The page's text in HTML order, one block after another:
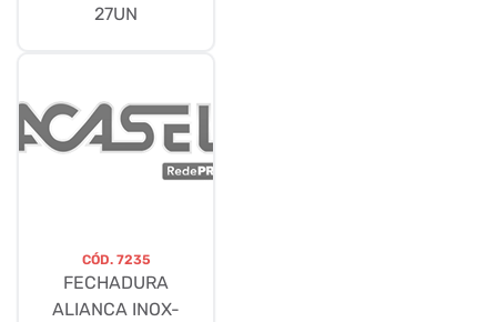
27UN
CÓD. 7235
FECHADURA
ALIANCA INOX-